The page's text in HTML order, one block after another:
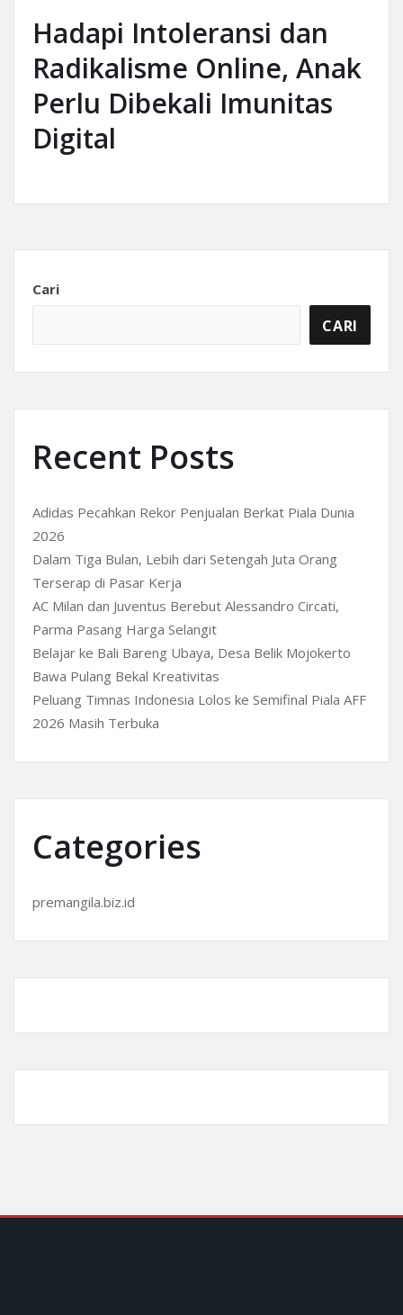
Hadapi Intoleransi dan
Radikalisme Online, Anak
Perlu Dibekali Imunitas
Digital
Cari
CARI
Recent Posts
Adidas Pecahkan Rekor Penjualan Berkat Piala Dunia
2026
Dalam Tiga Bulan, Lebih dari Setengah Juta Orang
Terserap di Pasar Kerja
AC Milan dan Juventus Berebut Alessandro Circati,
Parma Pasang Harga Selangit
Belajar ke Bali Bareng Ubaya, Desa Belik Mojokerto
Bawa Pulang Bekal Kreativitas
Peluang Timnas Indonesia Lolos ke Semifinal Piala AFF
2026 Masih Terbuka
Categories
premangila.biz.id